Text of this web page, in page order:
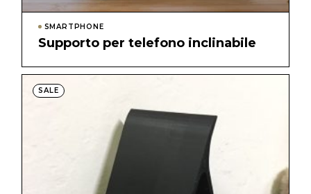
SMARTPHONE
Supporto per telefono inclinabile
SALE